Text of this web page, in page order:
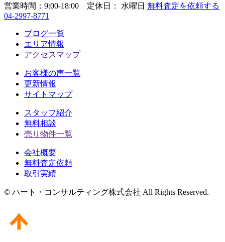
営業時間： 9:00-18:00 定休日： 水曜日 無料査定を依頼する
04-2997-8771
ブログ一覧
エリア情報
アクセスマップ
お客様の声一覧
更新情報
サイトマップ
スタッフ紹介
無料相談
売り物件一覧
会社概要
無料査定依頼
取引実績
© ハート・コンサルティング株式会社 All Rights Reserved.